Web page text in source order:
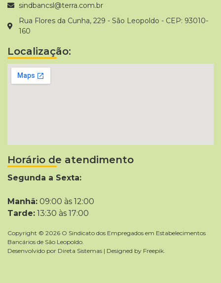
sindbancsl@terra.com.br
Rua Flores da Cunha, 229 - São Leopoldo - CEP: 93010-
160
Localização:
Horário de atendimento
Segunda a Sexta:
Manhã: 09:00 às 12:00
Tarde: 13:30 às 17:00
Copyright © 2026 O Sindicato dos Empregados em Estabelecimentos
Bancários de São Leopoldo.
Desenvolvido por Direta Sistemas | Designed by Freepik